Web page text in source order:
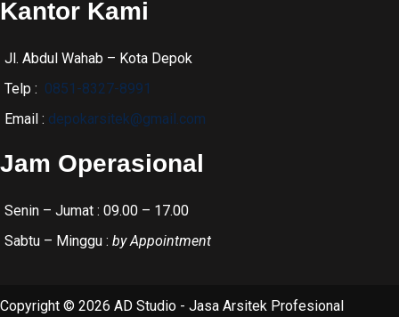
Kantor Kami
Jl. Abdul Wahab – Kota Depok
Telp : 0851-8327-8991
Email : depokarsitek@gmail.com
Jam Operasional
Senin – Jumat : 09.00 – 17.00
Sabtu – Minggu : by Appointment
Copyright © 2026 AD Studio - Jasa Arsitek Profesional